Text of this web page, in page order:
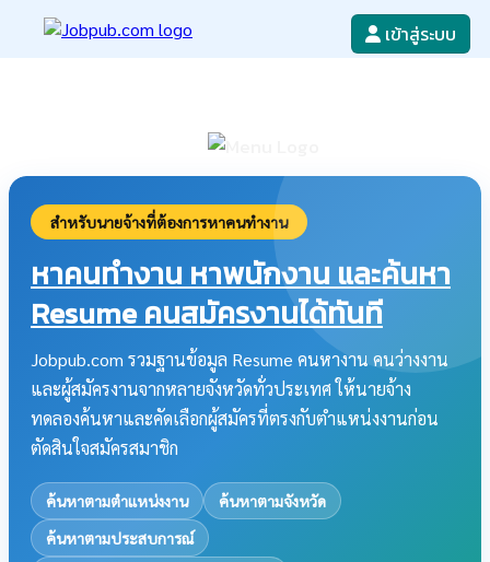
เข้าสู่ระบบ
สำหรับนายจ้างที่ต้องการหาคนทำงาน
หาคนทำงาน หาพนักงาน และค้นหา
Resume คนสมัครงานได้ทันที
Jobpub.com รวมฐานข้อมูล Resume คนหางาน คนว่างงาน
และผู้สมัครงานจากหลายจังหวัดทั่วประเทศ ให้นายจ้าง
ทดลองค้นหาและคัดเลือกผู้สมัครที่ตรงกับตำแหน่งงานก่อน
ตัดสินใจสมัครสมาชิก
ค้นหาตามตำแหน่งงาน
ค้นหาตามจังหวัด
ค้นหาตามประสบการณ์